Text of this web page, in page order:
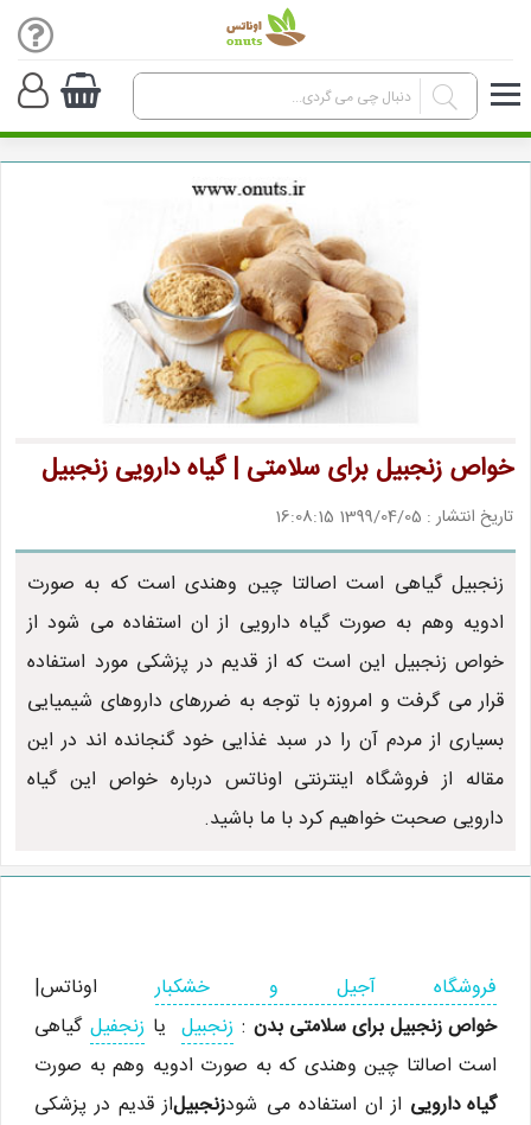
خواص زنجبیل برای سلامتی | گیاه دارویی زنجبیل
تاریخ انتشار : 1399/04/05 16:08:15
زنجبیل گیاهی است اصالتا چین وهندی است که به صورت
ادویه وهم به صورت گیاه دارویی از ان استفاده می شود از
خواص زنجبیل این است که از قدیم در پزشکی مورد استفاده
قرار می گرفت و امروزه با توجه به ضررهای داروهای شیمیایی
بسیاری از مردم آن را در سبد غذایی خود گنجانده اند در این
مقاله از فروشگاه اینترنتی اوناتس درباره خواص این گیاه
دارویی صحبت خواهیم کرد با ما باشید.
فروشگاه آجیل و خشکباراوناتس|
خواص زنجبیل برای سلامتی بدن: زنجبیل یا زنجفیلگیاهی
است اصالتا چین وهندی که به صورت ادویه وهم به صورت
گیاه دارویی از ان استفاده می شودزنجبیلاز قدیم در پزشکی